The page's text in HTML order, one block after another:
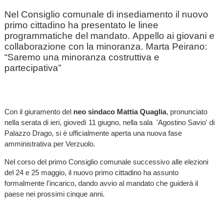
Nel Consiglio comunale di insediamento il nuovo
primo cittadino ha presentato le linee
programmatiche del mandato. Appello ai giovani e
collaborazione con la minoranza. Marta Peirano:
“Saremo una minoranza costruttiva e
partecipativa”
Con il giuramento del neo sindaco Mattia Quaglia, pronunciato
nella serata di ieri, giovedì 11 giugno, nella sala 'Agostino Savio' di
Palazzo Drago, si è ufficialmente aperta una nuova fase
amministrativa per Verzuolo.
Nel corso del primo Consiglio comunale successivo alle elezioni
del 24 e 25 maggio, il nuovo primo cittadino ha assunto
formalmente l'incarico, dando avvio al mandato che guiderà il
paese nei prossimi cinque anni.